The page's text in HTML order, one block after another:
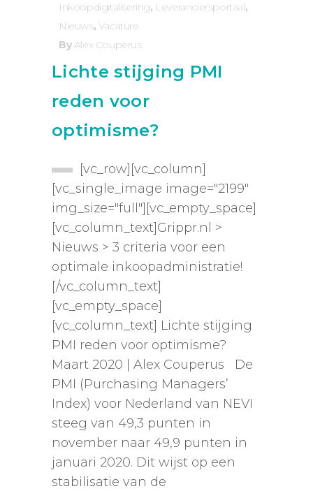
Inkoopdigitalisering, Leveranciersportaal,
Nieuws, Vacature
ByAlex Couperus
Lichte stijging PMI
reden voor
optimisme?
[vc_row][vc_column]
[vc_single_image image="2199"
img_size="full"][vc_empty_space]
[vc_column_text]Grippr.nl >
Nieuws > 3 criteria voor een
optimale inkoopadministratie!
[/vc_column_text]
[vc_empty_space]
[vc_column_text] Lichte stijging
PMI reden voor optimisme?
Maart 2020 | Alex Couperus De
PMI (Purchasing Managers’
Index) voor Nederland van NEVI
steeg van 49,3 punten in
november naar 49,9 punten in
januari 2020. Dit wijst op een
stabilisatie van de